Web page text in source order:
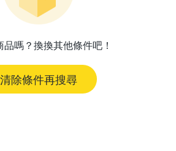
嗎？換換其他條件吧！
清除條件再搜尋